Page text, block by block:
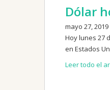
Dólar
mayo 27,
Hoy lunes 27
en Estados
Leer todo el